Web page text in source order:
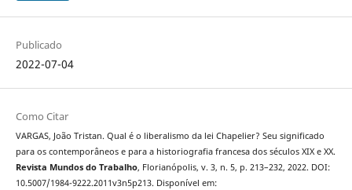
Publicado
2022-07-04
Como Citar
VARGAS, João Tristan. Qual é o liberalismo da lei Chapelier? Seu significado
para os contemporâneos e para a historiografia francesa dos séculos XIX e XX.
Revista Mundos do Trabalho, Florianópolis, v. 3, n. 5, p. 213–232, 2022. DOI:
10.5007/1984-9222.2011v3n5p213. Disponível em: